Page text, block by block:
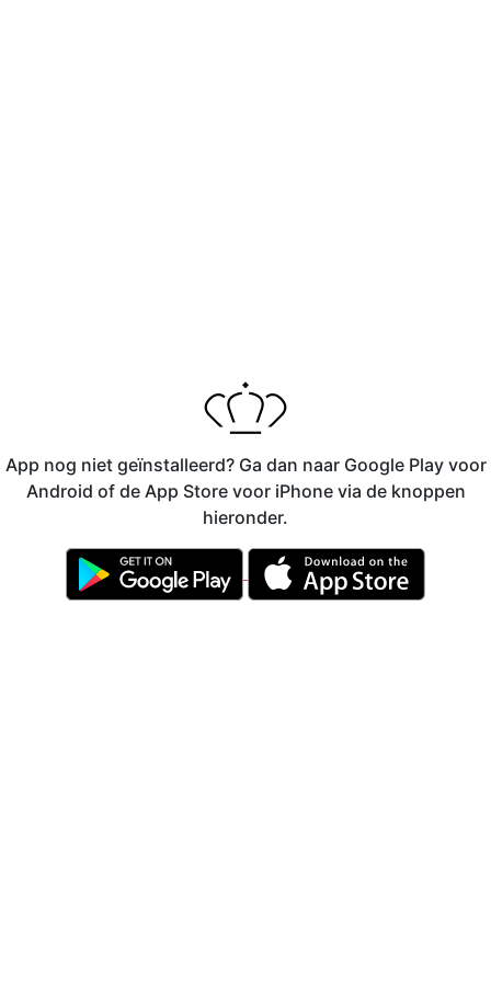
App nog niet geïnstalleerd? Ga dan naar Google Play voor
Android of de App Store voor iPhone via de knoppen
hieronder.